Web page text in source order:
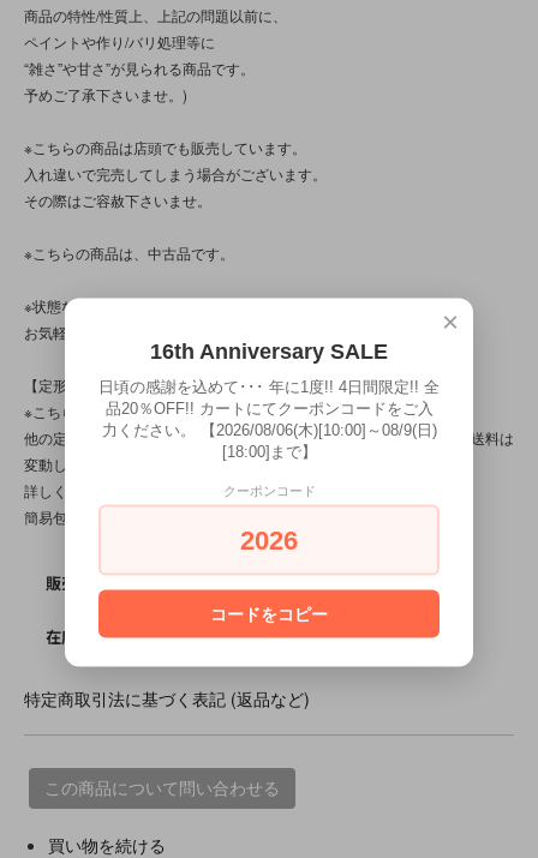
商品の特性/性質上、上記の問題以前に、
ペイントや作り/バリ処理等に
“雑さ”や甘さ”が見られる商品です。
予めご了承下さいませ。)
※こちらの商品は店頭でも販売しています。
入れ違いで完売してしまう場合がございます。
その際はご容赦下さいませ。
※こちらの商品は、中古品です。
※状態など分かり辛い点、気になる点、不明点がございましたら、
お気軽にお問い合わせ下さい。
【定形外対応商品】
※こちらの商品は【サイズ規格外・(6)～50gまで】です。
他の定形外対応商品と複数購入される場合は、サイズや重量によって送料は
変動します。送料は【最終注文確認書】で確定します。
詳しくは
をご覧ください。
簡易包装です。
販売価格 SOLD OUT
在庫数 0
特定商取引法に基づく表記 (返品など)
この商品について問い合わせる
買い物を続ける
×
16th Anniversary SALE
日頃の感謝を込めて･･･ 年に1度!! 4日間限定!! 全
品20％OFF!! カートにてクーポンコードをご入
力ください。 【2026/08/06(木)[10:00]～08/9(日)
[18:00]まで】
クーポンコード
2026
コードをコピー